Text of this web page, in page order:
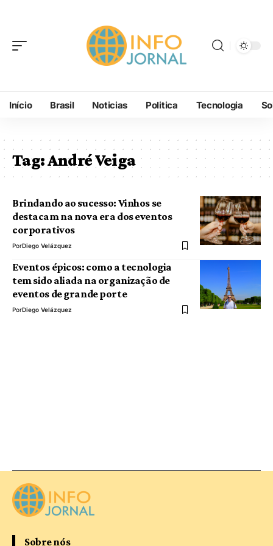
Início Brasil Noticias Politica Tecnologia
Tag:André Veiga
Brindando ao sucesso: Vinhos se
destacam na nova era dos eventos
corporativos
PorDiego Velázquez
Eventos épicos: como a tecnologia
tem sido aliada na organização de
eventos de grande porte
PorDiego Velázquez
Sobre nós